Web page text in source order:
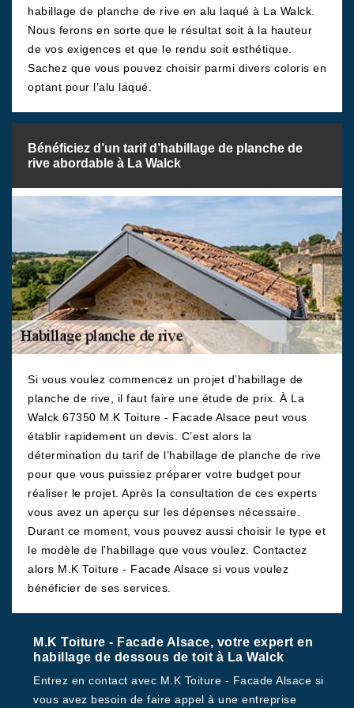
habillage de planche de rive en alu laqué à La Walck.
Nous ferons en sorte que le résultat soit à la hauteur
de vos exigences et que le rendu soit esthétique.
Sachez que vous pouvez choisir parmi divers coloris en
optant pour l’alu laqué.
Bénéficiez d’un tarif d’habillage de planche de
rive abordable à La Walck
Si vous voulez commencez un projet d’habillage de
planche de rive, il faut faire une étude de prix. À La
Walck 67350 M.K Toiture - Facade Alsace peut vous
établir rapidement un devis. C’est alors la
détermination du tarif de l’habillage de planche de rive
pour que vous puissiez préparer votre budget pour
réaliser le projet. Après la consultation de ces experts
vous avez un aperçu sur les dépenses nécessaire.
Durant ce moment, vous pouvez aussi choisir le type et
le modèle de l’habillage que vous voulez. Contactez
alors M.K Toiture - Facade Alsace si vous voulez
bénéficier de ses services.
M.K Toiture - Facade Alsace, votre expert en
habillage de dessous de toit à La Walck
Entrez en contact avec M.K Toiture - Facade Alsace si
vous avez besoin de faire appel à une entreprise